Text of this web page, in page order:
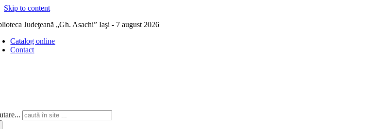
Skip to content
Judeţeană „Gh. Asachi” Iaşi - 7 august 2026
Catalog online
Contact